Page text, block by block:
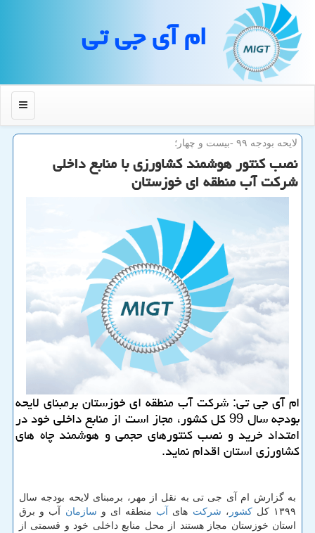
ام آی جی تی
منو
لایحه بودجه ۹۹ -بیست و چهار؛
نصب كنتور هوشمند كشاورزی با منابع داخلی
شركت آب منطقه ای خوزستان
ام آی جی تی: شركت آب منطقه ای خوزستان برمبنای لایحه
بودجه سال 99 كل كشور، مجاز است از منابع داخلی خود در
امتداد خرید و نصب كنتورهای حجمی و هوشمند چاه های
كشاورزی استان اقدام نماید.
به گزارش ام آی جی تی به نقل از مهر، برمبنای لایحه بودجه سال
۱۳۹۹ كل
كشور ، شركت های آب منطقه ای و سازمان آب و برق
استان خوزستان مجاز هستند از محل منابع داخلی خود و قسمتی از